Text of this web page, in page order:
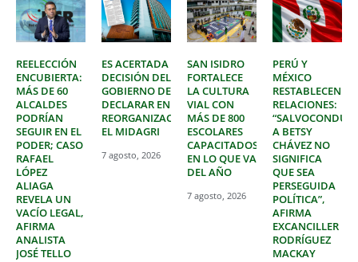
REELECCIÓN
ENCUBIERTA:
MÁS DE 60
ALCALDES
PODRÍAN
SEGUIR EN EL
PODER; CASO
RAFAEL
LÓPEZ
ALIAGA
REVELA UN
VACÍO LEGAL,
AFIRMA
ANALISTA
JOSÉ TELLO
ES ACERTADA
DECISIÓN DEL
GOBIERNO DE
DECLARAR EN
REORGANIZACIÓN
EL MIDAGRI
7 agosto, 2026
SAN ISIDRO
FORTALECE
LA CULTURA
VIAL CON
MÁS DE 800
ESCOLARES
CAPACITADOS
EN LO QUE VA
DEL AÑO
7 agosto, 2026
PERÚ Y
MÉXICO
RESTABLECEN
RELACIONES:
A BETSY
CHÁVEZ NO
SIGNIFICA
QUE SEA
PERSEGUIDA
POLÍTICA”,
AFIRMA
EXCANCILLER
RODRÍGUEZ
MACKAY